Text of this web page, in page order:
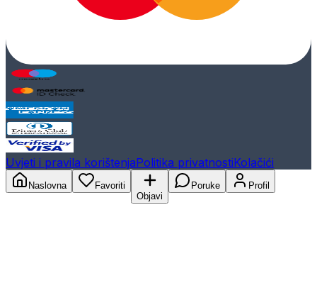
Uvjeti i pravila korištenjaPolitika privatnostiKolačići
Naslovna
Favoriti
Objavi
Poruke Profil